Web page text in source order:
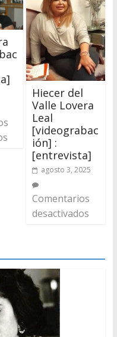
Hiecer del
Valle Lovera
Leal
[videograbac
ión] :
[entrevista]
agosto 3, 2025
Comentarios
desactivados